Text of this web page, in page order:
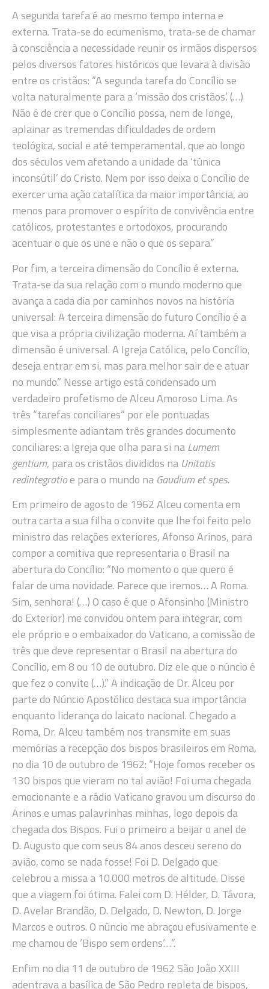
A segunda tarefa é ao mesmo tempo interna e
externa. Trata-se do ecumenismo, trata-se de chamar
à consciência a necessidade reunir os irmãos dispersos
pelos diversos fatores históricos que levara à divisão
entre os cristãos: “A segunda tarefa do Concílio se
volta naturalmente para a ‘missão dos cristãos’. (…)
Não é de crer que o Concílio possa, nem de longe,
aplainar as tremendas dificuldades de ordem
teológica, social e até temperamental, que ao longo
dos séculos vem afetando a unidade da ‘túnica
inconsútil’ do Cristo. Nem por isso deixa o Concílio de
exercer uma ação catalítica da maior importância, ao
menos para promover o espírito de convivência entre
católicos, protestantes e ortodoxos, procurando
acentuar o que os une e não o que os separa.”
Por fim, a terceira dimensão do Concílio é externa.
Trata-se da sua relação com o mundo moderno que
avança a cada dia por caminhos novos na história
universal: A terceira dimensão do futuro Concílio é a
que visa a própria civilização moderna. Aí também a
dimensão é universal. A Igreja Católica, pelo Concílio,
deseja entrar em si, mas para melhor sair de e atuar
no mundo.” Nesse artigo está condensado um
verdadeiro profetismo de Alceu Amoroso Lima. As
três “tarefas conciliares” por ele pontuadas
simplesmente adiantam três grandes documento
conciliares: a Igreja que olha para si naLumem
gentium, para os cristãos divididos na Unitatis
redintegratioe para o mundo na Gaudium et spes.
Em primeiro de agosto de 1962 Alceu comenta em
outra carta a sua filha o convite que lhe foi feito pelo
ministro das relações exteriores, Afonso Arinos, para
compor a comitiva que representaria o Brasil na
abertura do Concílio: “No momento o que quero é
falar de uma novidade. Parece que iremos… A Roma.
Sim, senhora! (…) O caso é que o Afonsinho (Ministro
do Exterior) me convidou ontem para integrar, com
ele próprio e o embaixador do Vaticano, a comissão de
três que deve representar o Brasil na abertura do
Concílio, em 8 ou 10 de outubro. Diz ele que o núncio é
que fez o convite (…).” A indicação de Dr. Alceu por
parte do Núncio Apostólico destaca sua importância
enquanto liderança do laicato nacional. Chegado a
Roma, Dr. Alceu também nos transmite em suas
memórias a recepção dos bispos brasileiros em Roma,
no dia 10 de outubro de 1962: “Hoje fomos receber os
130 bispos que vieram no tal avião! Foi uma chegada
emocionante e a rádio Vaticano gravou um discurso do
Arinos e umas palavrinhas minhas, logo depois da
chegada dos Bispos. Fui o primeiro a beijar o anel de
D. Augusto que com seus 84 anos desceu sereno do
avião, como se nada fosse! Foi D. Delgado que
celebrou a missa a 10.000 metros de altitude. Disse
que a viagem foi ótima. Falei com D. Hélder, D. Távora,
D. Avelar Brandão, D. Delgado, D. Newton, D. Jorge
Marcos e outros. O núncio me abraçou efusivamente e
me chamou de ‘Bispo sem ordens’…”.
Enfim no dia 11 de outubro de 1962 São João XXIII
adentrava a basílica de São Pedro repleta de bispos,